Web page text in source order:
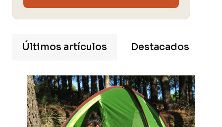
Últimos artículos Destacados